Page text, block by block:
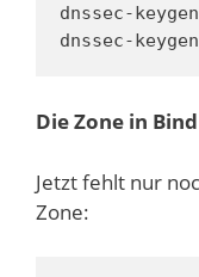
dnssec-
dnssec-
Die Zone in
Jetzt fehlt nur
Zone: